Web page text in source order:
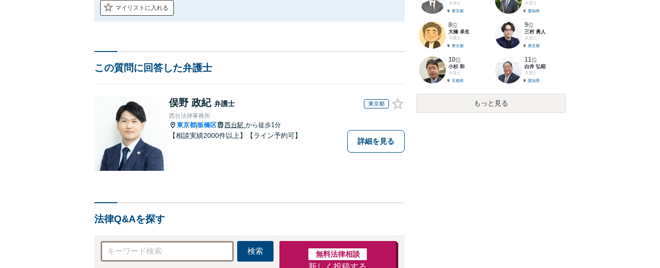
マイリストに入れる
この質問に回答した弁護士
俣野 政紀 弁護士 東京都
西台法律事務所
東京都 板橋区 西台駅 から徒歩1分
【相談実績2000件以上】【ライン予約可】
詳細を見る
法律Q&Aを探す
検索 無料法律相談
弁護士
東京都
弁護士
愛知県
8位
大橋 卓生
弁護士
東京都
9位
三村 勇人
弁護士
東京都
10位
小杉 和
弁護士
京都府
11位
白井 弘昭
弁護士
愛知県
もっと見る